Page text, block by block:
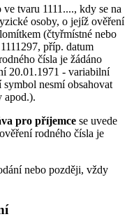
tvaru 1111...., kdy se na
osoby, o jejíž ověření
(čtyřmístné nebo
příp. datum
čísla je žádáno
20.01.1971 - variabilní
nesmí obsahovat
apod.).
pro příjemce se uvede
rodného čísla je
nebo později, vždy